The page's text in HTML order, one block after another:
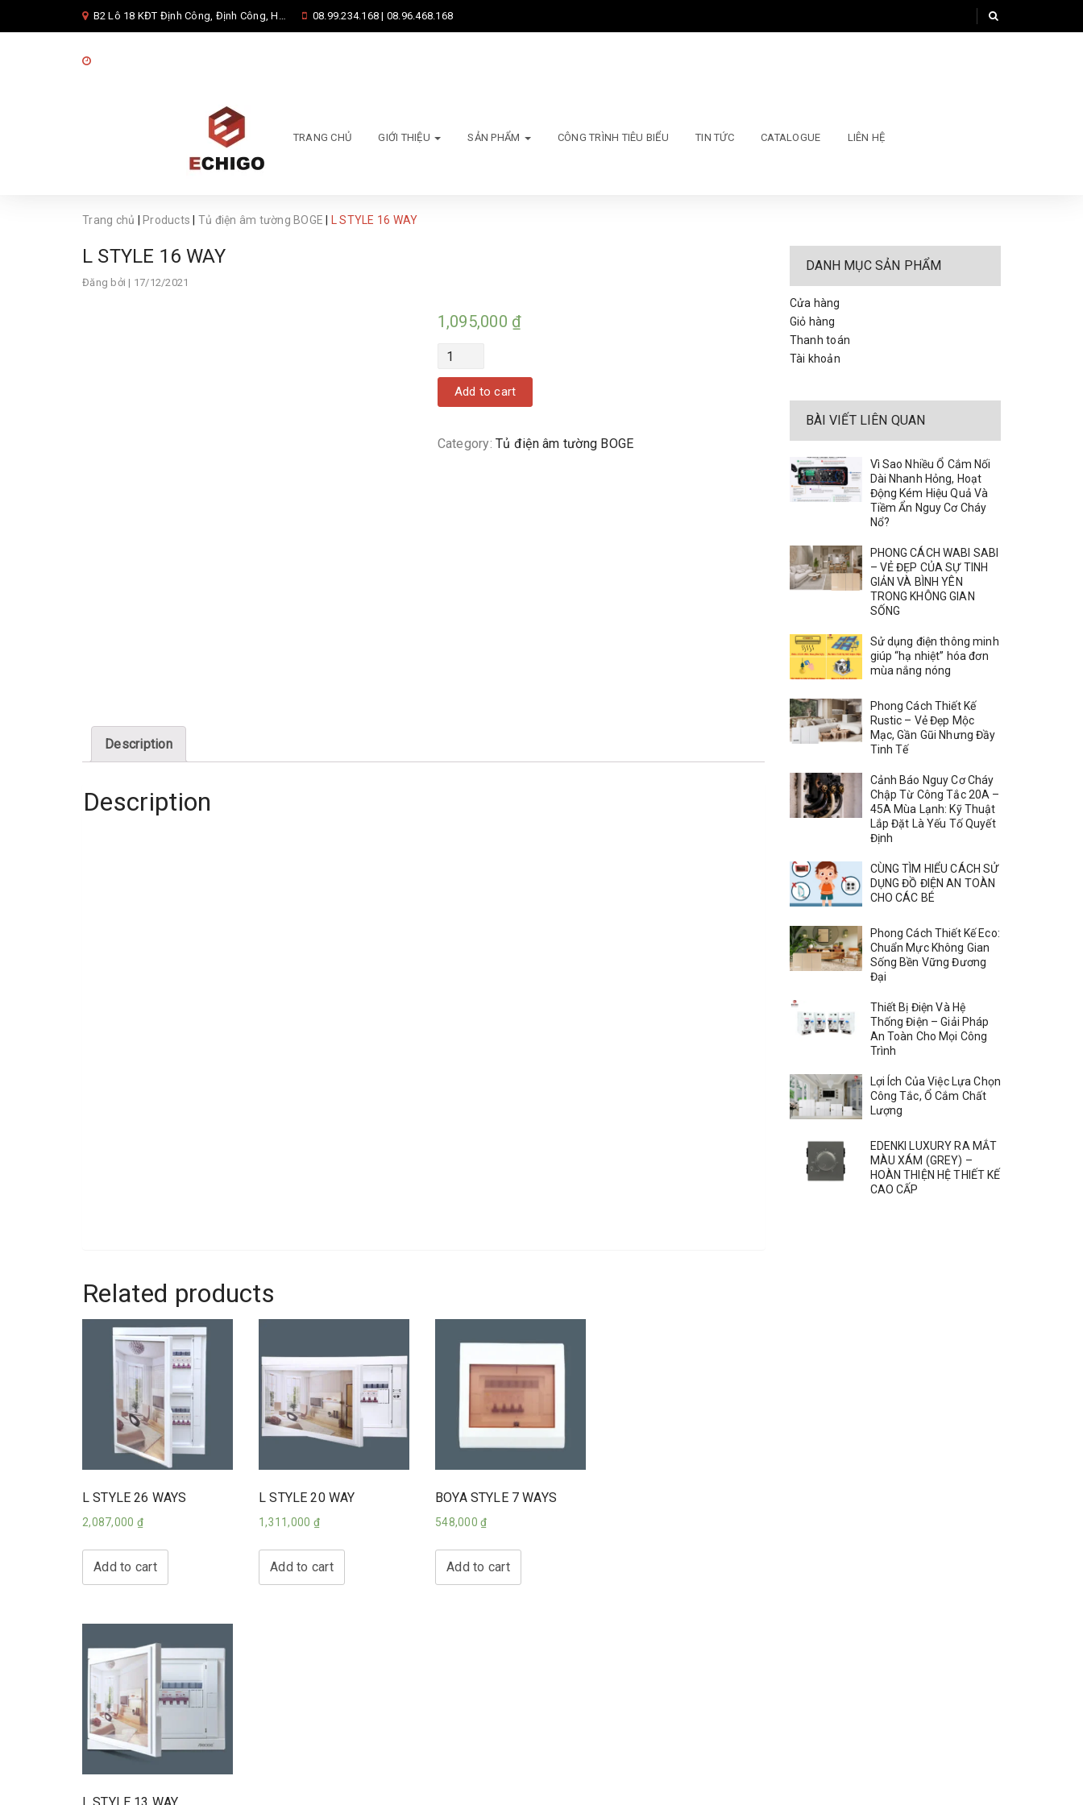
B2 Lô 18 KĐT Định Công, Định Công, Hoàng Mai, Hà Nội 08.99.234.168 | 08.96.468.168
TRANG CHỦ GIỚI THIỆU SẢN PHẨM CÔNG TRÌNH TIÊU BIỂU TIN TỨC CATALOGUE LIÊN HỆ
Trang chủ Products Tủ điện âm tường BOGE L STYLE 16 WAY
L STYLE 16 WAY
Đăng bởi | 17/12/2021
1,095,000 ₫
Quantity
Add to cart
Category:Tủ điện âm tường BOGE
Description
Description
Related products
L STYLE 26 WAYS
2,087,000 ₫
Add to cart
L STYLE 20 WAY
1,311,000 ₫
Add to cart
BOYA STYLE 7 WAYS
548,000₫
Add to cart
DANH MỤC SẢN PHẨM
Cửa hàng
Giỏ hàng
Thanh toán
Tài khoản
BÀI VIẾT LIÊN QUAN
Vì Sao Nhiều Ổ Cắm Nối
Dài Nhanh Hỏng, Hoạt
Động Kém Hiệu Quả Và
Tiềm Ẩn Nguy Cơ Cháy
Nổ?
PHONG CÁCH WABI SABI
– VẺ ĐẸP CỦA SỰ TINH
GIẢN VÀ BÌNH YÊN
TRONG KHÔNG GIAN
SỐNG
Sử dụng điện thông minh
giúp “hạ nhiệt” hóa đơn
mùa nắng nóng
Phong Cách Thiết Kế
Rustic – Vẻ Đẹp Mộc
Mạc, Gần Gũi Nhưng Đầy
Tinh Tế
Cảnh Báo Nguy Cơ Cháy
Chập Từ Công Tắc 20A –
45A Mùa Lạnh: Kỹ Thuật
Lắp Đặt Là Yếu Tố Quyết
Định
CÙNG TÌM HIỂU CÁCH SỬ
DỤNG ĐỒ ĐIỆN AN TOÀN
CHO CÁC BÉ
Phong Cách Thiết Kế Eco:
Chuẩn Mực Không Gian
Sống Bền Vững Đương
Đại
Thiết Bị Điện Và Hệ
Thống Điện – Giải Pháp
An Toàn Cho Mọi Công
Trình
Lợi Ích Của Việc Lựa Chọn
Công Tắc, Ổ Cắm Chất
Lượng
EDENKI LUXURY RA MẮT
MÀU XÁM (GREY) –
HOÀN THIỆN HỆ THIẾT KẾ
CAO CẤP